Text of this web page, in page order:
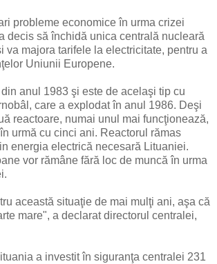
probleme economice în urma crizei
decis să închidă unica centrală nucleară
va majora tarifele la electricitate, pentru a
Uniunii Europene.
anul 1983 şi este de acelaşi tip cu
care a explodat în anul 1986. Deşi
reactoare, numai unul mai funcţionează,
urmă cu cinci ani. Reactorul rămas
energia electrică necesară Lituaniei.
vor rămâne fără loc de muncă în urma
această situaţie de mai mulţi ani, aşa că
mare", a declarat directorul centralei,
a investit în siguranţa centralei 231